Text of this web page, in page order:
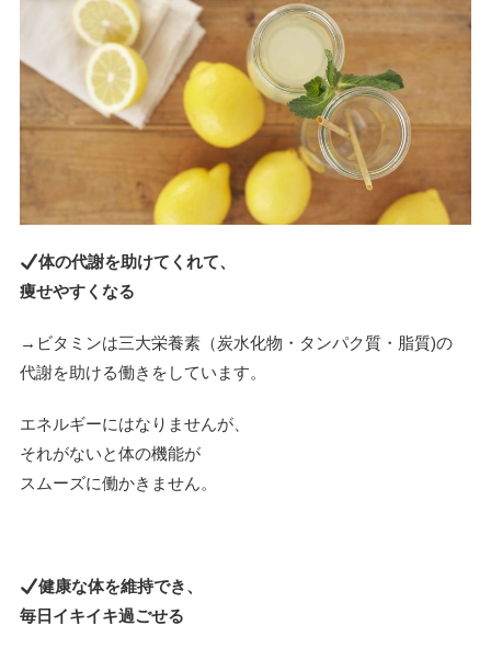
体の代謝を助けてくれて、
痩せやすくなる
→ ビタミンは三大栄養素（炭水化物・タンパク質・脂質)の
代謝を助ける働きをしています。
エネルギーにはなりませんが、
それがないと体の機能が
スムーズに働かきません。
健康な体を維持でき、
毎日イキイキ過ごせる